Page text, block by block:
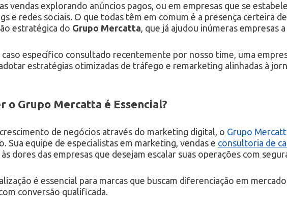
vendas explorando anúncios pagos, ou em empresas que se
e redes sociais. O que todas têm em comum é a presença certeira
estratégica do Grupo Mercatta, que já ajudou inúmeras empresas
específico consultado recentemente por nosso time, uma
estratégias otimizadas de tráfego e remarketing alinhadas à
o Grupo Mercatta é Essencial?
de negócios através do marketing digital, o Grupo
Sua equipe de especialistas em marketing, vendas e consultoria de
dores das empresas que desejam escalar suas operações com
é essencial para marcas que buscam diferenciação em
conversão qualificada.